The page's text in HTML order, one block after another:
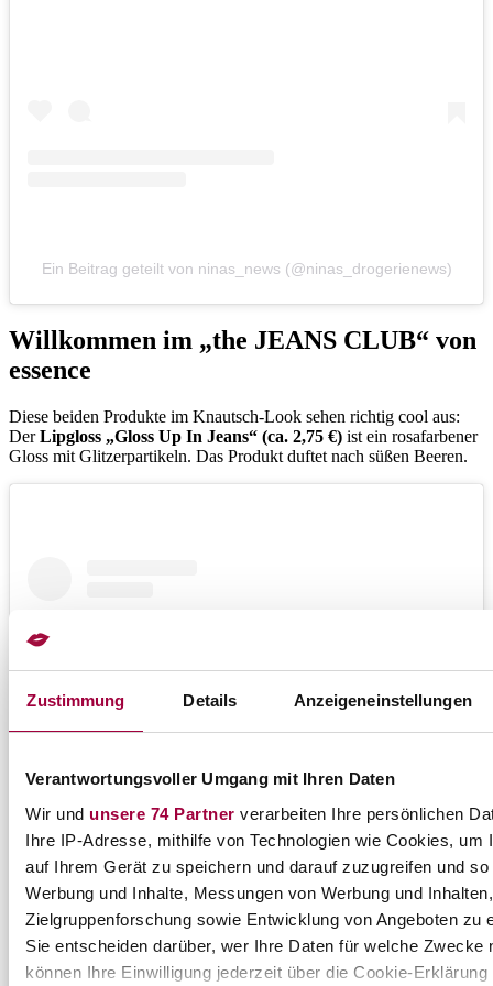
Zustimmung Details Anzeigeneinstellungen
Verantwortungsvoller Umgang mit Ihren Daten
Wir und unsere 74 Partner verarbeiten Ihre persönlichen
Ihre IP-Adresse, mithilfe von Technologien wie Cookies, um
auf Ihrem Gerät zu speichern und darauf zuzugreifen und
Werbung und Inhalte, Messungen von Werbung und Inhalten,
Zielgruppenforschung sowie Entwicklung von Angeboten zu
Sie entscheiden darüber, wer Ihre Daten für welche Zwecke
können Ihre Einwilligung jederzeit über die Cookie-Erklärung
Ein Beitrag geteilt von ninas_news (@ninas_drogerienews)
Willkommen im „the JEANS CLUB“ von
essence
Diese beiden Produkte im Knautsch-Look sehen richtig cool aus:
DerLipgloss „Gloss Up In Jeans“ (ca. 2,75 €) ist ein rosafarbener
Gloss mit Glitzerpartikeln. Das Produkt duftet nach süßen Beeren.
Sieh dir diesen Beitrag auf Instagram an